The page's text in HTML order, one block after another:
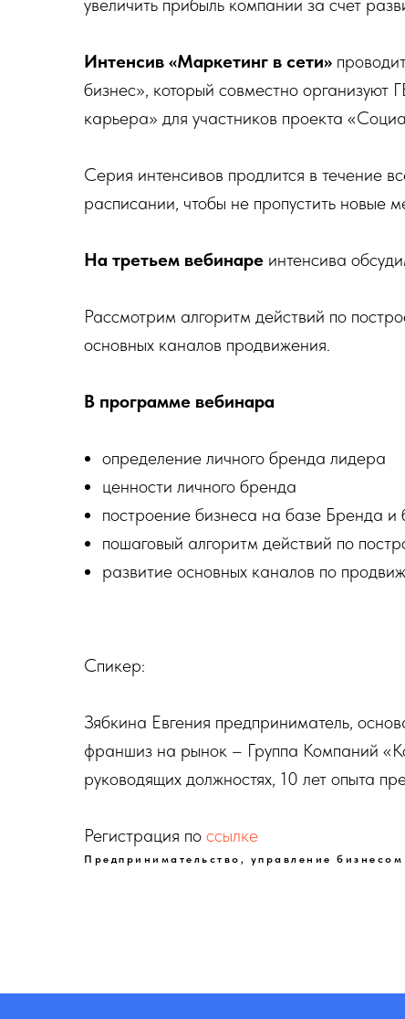
увеличить прибыль компании за счет
Интенсив «Маркетинг в сети»
бизнес», который совместно
карьера» для участников проекта
Серия интенсивов продлится в течение
расписании, чтобы не пропустить новые
На третьем вебинаре интенсива
Рассмотрим алгоритм действий по
основных каналов продвижения.
В программе вебинара
определение личного бренда лидера
⁠ценности личного бренда
построение бизнеса на базе Бренда и
⁠пошаговый алгоритм действий по
⁠развитие основных каналов по
Спикер:
Зябкина Евгения предприниматель,
франшиз на рынок – Группа Компаний
руководящих должностях, 10 лет опыта
Регистрация по ссылке
Предпринимательство, управление бизнесом